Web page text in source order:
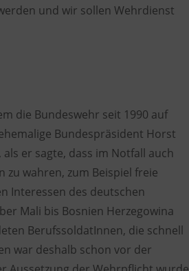
und wir sollen Wehrdienst
die Bundeswehr seit 1990 auf
Bundespräsident Horst
er sagte, dass im Notfall auch
zu wahren, zum Beispiel freie
Interessen des deutschen
Mali bis Bosnien Herzegowina
BerufssoldatInnen, die schnell
war deshalb schon vor der